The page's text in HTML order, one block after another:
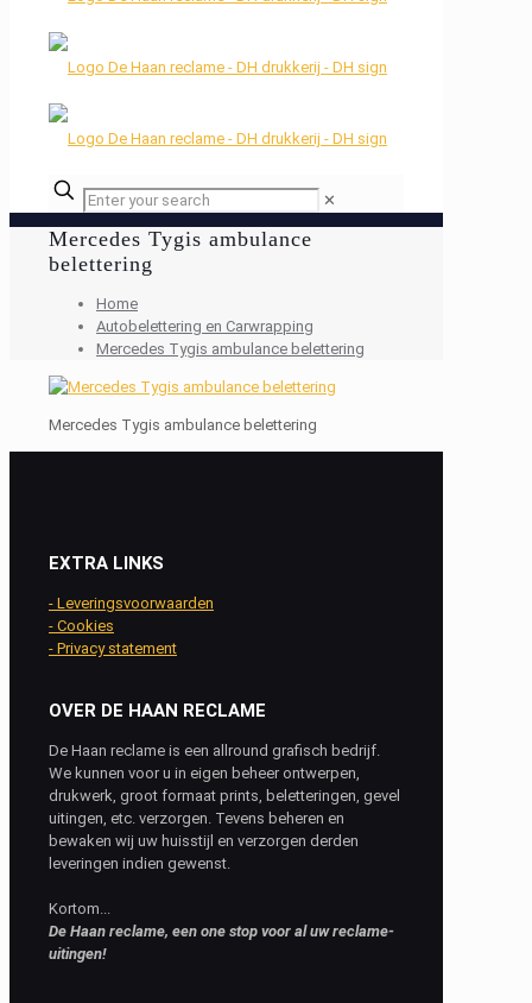
✕
Mercedes Tygis ambulance
belettering
Home
Autobelettering en Carwrapping
Mercedes Tygis ambulance belettering
Mercedes Tygis ambulance belettering
EXTRA LINKS
- Leveringsvoorwaarden
- Cookies
- Privacy statement
OVER DE HAAN RECLAME
De Haan reclame is een allround grafisch bedrijf.
We kunnen voor u in eigen beheer ontwerpen,
drukwerk, groot formaat prints, beletteringen, gevel
uitingen, etc. verzorgen. Tevens beheren en
bewaken wij uw huisstijl en verzorgen derden
leveringen indien gewenst.
Kortom...
De Haan reclame, een one stop voor al uw reclame-
uitingen!